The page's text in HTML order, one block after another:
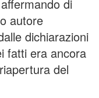
di
autore
dichiarazioni
fatti era ancora
del